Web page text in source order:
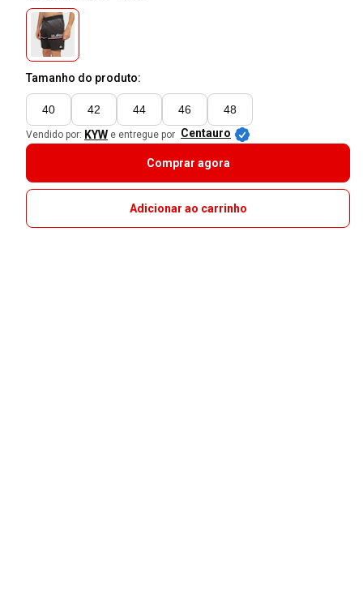
Tamanho do produto:
40 42 44 46 48
Vendido por: KYW e entregue por Centauro
Comprar agora
Adicionar ao carrinho